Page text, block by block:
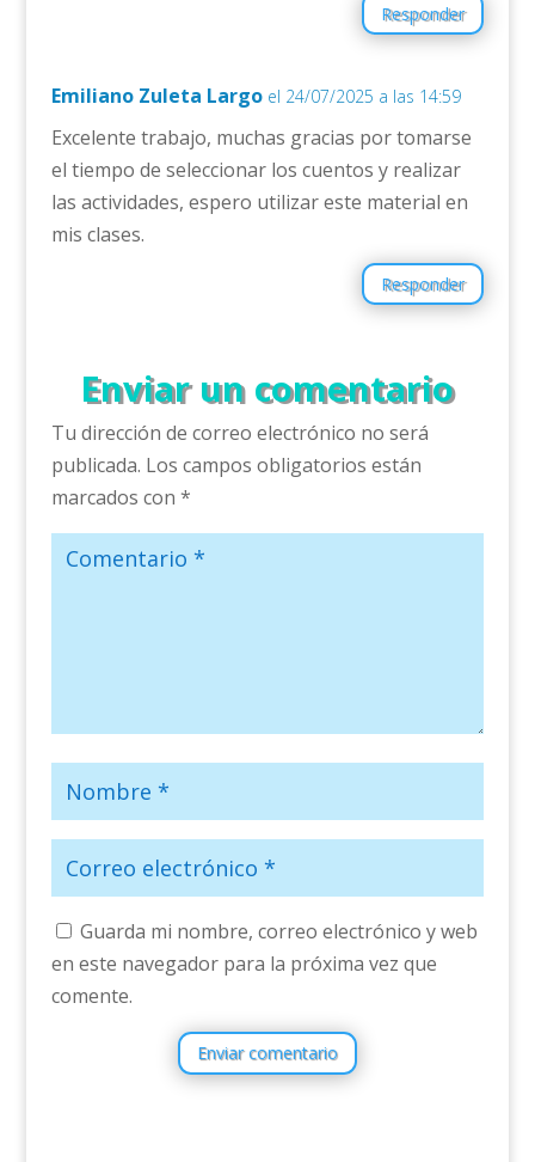
Responder
Emiliano Zuleta Largo el 24/07/2025 a las 14:59
Excelente trabajo, muchas gracias por tomarse
el tiempo de seleccionar los cuentos y realizar
las actividades, espero utilizar este material en
mis clases.
Responder
Enviar un comentario
Tu dirección de correo electrónico no será
publicada. Los campos obligatorios están
marcados con *
Guarda mi nombre, correo electrónico y web
en este navegador para la próxima vez que
comente.
Enviar comentario